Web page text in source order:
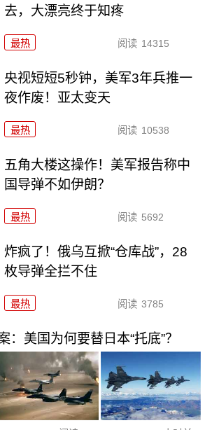
去，大漂亮终于知疼
最热 阅读 14315
央视短短5秒钟，美军3年兵推一
夜作废！亚太变天
最热 阅读 10538
五角大楼这操作！美军报告称中
国导弹不如伊朗？
最热 阅读 5692
炸疯了！俄乌互掀“仓库战”，28
枚导弹全拦不住
最热 阅读 3785
：美国为何要替日本“托底”？